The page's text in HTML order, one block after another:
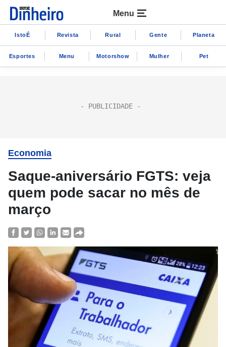
Menu
IstoÉ Revista Rural Gente Planeta
Esportes Menu Motorshow Mulher Pet
Economia
Saque-aniversário FGTS: veja
quem pode sacar no mês de
março